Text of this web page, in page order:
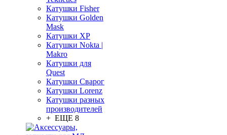
Катушки Fisher
Катушки Golden
Mask
Катушки XP
Катушки Nokta |
Makro
Катушки для
Quest
Катушки Сварог
Катушки Lorenz
Катушки разных
производителей
+ ЕЩЕ 8